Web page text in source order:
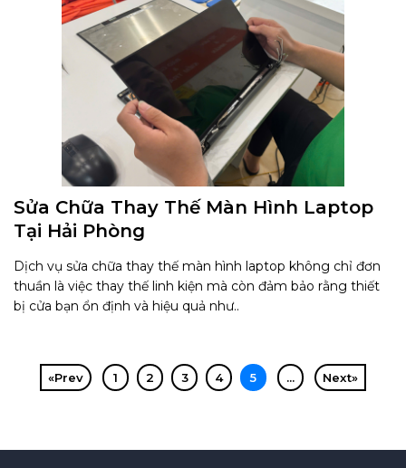
Sửa Chữa Thay Thế Màn Hình Laptop
Tại Hải Phòng
Dịch vụ sửa chữa thay thế màn hình laptop không chỉ đơn
thuần là việc thay thế linh kiện mà còn đảm bảo rằng thiết
bị cửa bạn ổn định và hiệu quả như..
«Prev 1 2 3 4 5 ... Next»